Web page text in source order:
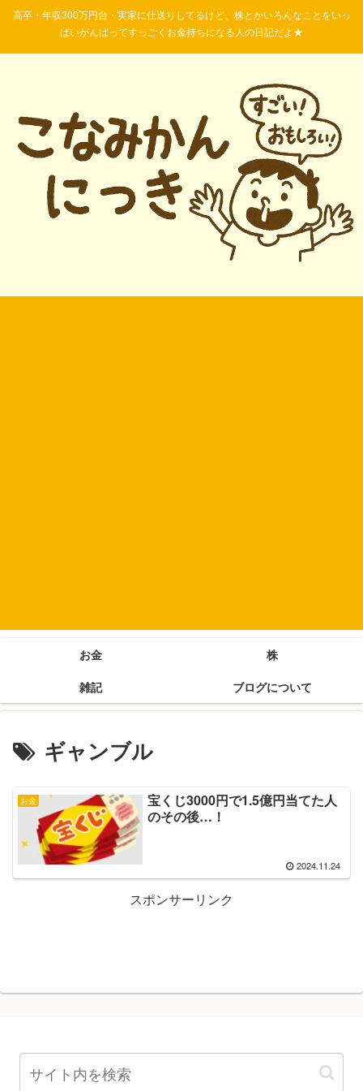
高卒・年収300万円台・実家に仕送りしてるけど、株とかいろんなことをいっ
ぱいがんばってすっごくお金持ちになる人の日記だよ★
お金
株
雑記
ブログについて
ギャンブル
お金
宝くじ3000円で1.5億円当てた人
のその後…！
2024.11.24
スポンサーリンク